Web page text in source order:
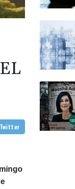
en Twitter